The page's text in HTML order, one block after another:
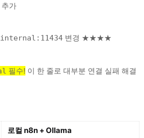
가
변경 ★★★★
필수! 이 한 줄로 대부분 연결 실패 해결
로컬 n8n + Ollama